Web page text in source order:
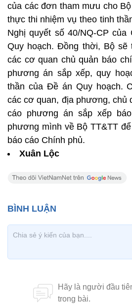
của các đơn tham mưu cho
thực thi nhiệm vụ theo tinh
Nghị quyết số 40/NQ-CP
Quy hoạch. Đồng thời, Bộ sẽ
các cơ quan chủ quản báo
phương án sắp xếp, quy
thần của Đề án Quy hoạch.
các cơ quan, địa phương, chủ
cáo phương án sắp xếp
phương mình về Bộ TT&TT
báo cáo Chính phủ.
Xuân Lộc